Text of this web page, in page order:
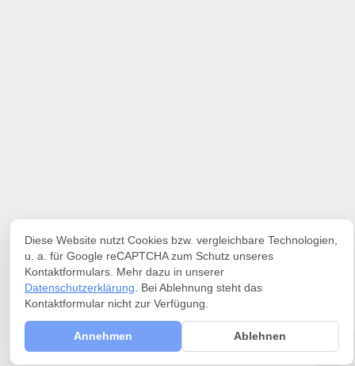
Diese Website nutzt Cookies bzw. vergleichbare Technologien,
u. a. für Google reCAPTCHA zum Schutz unseres
Kontaktformulars. Mehr dazu in unserer
Datenschutzerklärung . Bei Ablehnung steht das
Kontaktformular nicht zur Verfügung.
Annehmen Ablehnen